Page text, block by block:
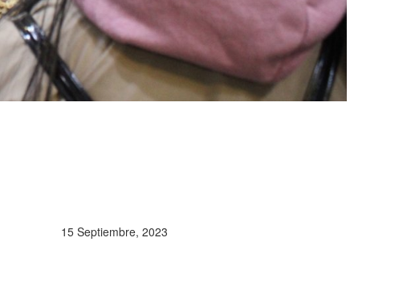
15 Septiembre, 2023